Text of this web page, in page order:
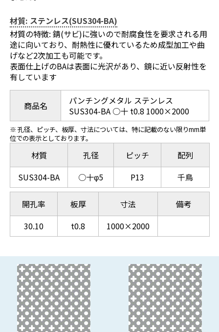
材質: ステンレス(SUS304-BA)
材質の特徴: 錆(サビ)に強いので耐腐食性を要求される用
途に向いており、耐熱性に優れているため成型加工や曲
げなど2次加工も可能です。
表面仕上げのBAは表面に光沢があり、鏡に近い反射性を
有しています
商品名
パンチングメタル ステンレス
SUS304-BA ○十 t0.8 1000×2000
※ 孔径、ピッチ、板厚、寸法については、特に記載のない限りmm単
位での表示としております。
材質
SUS304-BA
孔径
○十φ5
ピッチ
P13
配列
千鳥
開孔率
30.10
板厚
t0.8
寸法
1000×2000
備考